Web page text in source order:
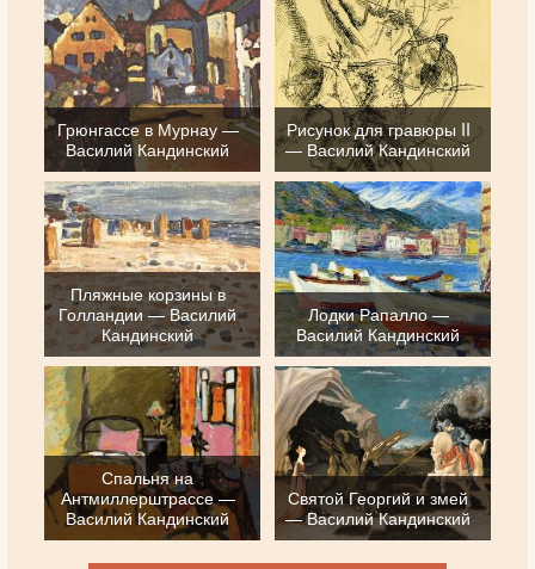
Грюнгассе в Мурнау —
Василий Кандинский
Рисунок для гравюры II
— Василий Кандинский
Пляжные корзины в
Голландии — Василий
Кандинский
Лодки Рапалло —
Василий Кандинский
Спальня на
Антмиллерштрассе —
Василий Кандинский
Святой Георгий и змей
— Василий Кандинский